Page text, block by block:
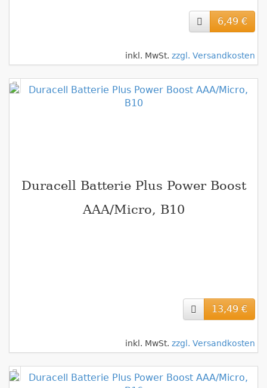
6,49 €
inkl. MwSt. zzgl. Versandkosten
Duracell Batterie Plus Power Boost
AAA/Micro, B10
13,49 €
inkl. MwSt. zzgl. Versandkosten